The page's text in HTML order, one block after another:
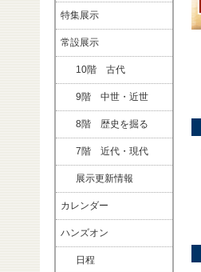
特集展示
常設展示
10階 古代
9階 中世・近世
8階 歴史を掘る
7階 近代・現代
展示更新情報
カレンダー
ハンズオン
日程